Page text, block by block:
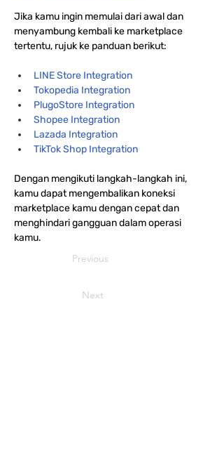
Jika kamu ingin memulai dari awal dan
menyambung kembali ke marketplace
tertentu, rujuk ke panduan berikut:
LINE Store Integration
Tokopedia Integration
PlugoStore Integration
Shopee Integration
Lazada Integration
TikTok Shop Integration
Dengan mengikuti langkah-langkah ini,
kamu dapat mengembalikan koneksi
marketplace kamu dengan cepat dan
menghindari gangguan dalam operasi
kamu.
Previous
Next